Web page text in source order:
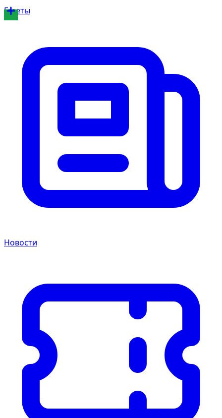
Газеты
Новости